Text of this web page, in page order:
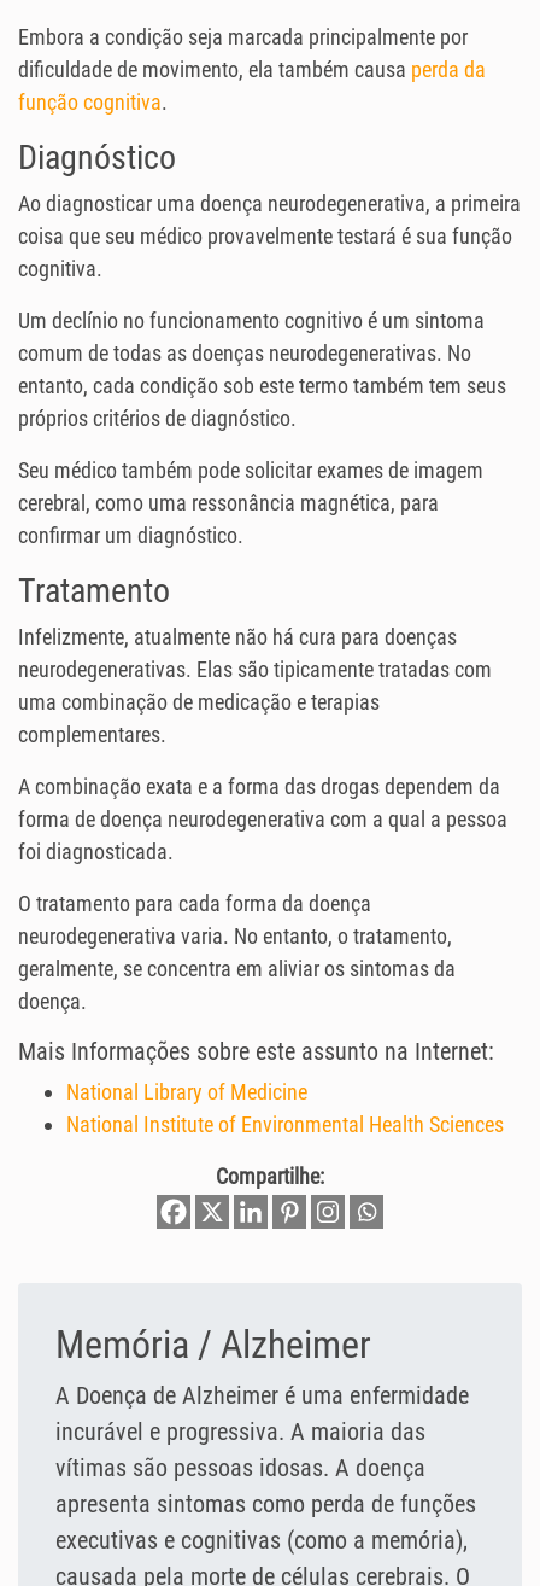
Embora a condição seja marcada principalmente por
dificuldade de movimento, ela também causa perda da
função cognitiva.
Diagnóstico
Ao diagnosticar uma doença neurodegenerativa, a primeira
coisa que seu médico provavelmente testará é sua função
cognitiva.
Um declínio no funcionamento cognitivo é um sintoma
comum de todas as doenças neurodegenerativas. No
entanto, cada condição sob este termo também tem seus
próprios critérios de diagnóstico.
Seu médico também pode solicitar exames de imagem
cerebral, como uma ressonância magnética, para
confirmar um diagnóstico.
Tratamento
Infelizmente, atualmente não há cura para doenças
neurodegenerativas. Elas são tipicamente tratadas com
uma combinação de medicação e terapias
complementares.
A combinação exata e a forma das drogas dependem da
forma de doença neurodegenerativa com a qual a pessoa
foi diagnosticada.
O tratamento para cada forma da doença
neurodegenerativa varia. No entanto, o tratamento,
geralmente, se concentra em aliviar os sintomas da
doença.
Mais Informações sobre este assunto na Internet:
National Library of Medicine
National Institute of Environmental Health Sciences
Compartilhe:
Memória / Alzheimer
A Doença de Alzheimer é uma enfermidade
incurável e progressiva. A maioria das
vítimas são pessoas idosas. A doença
apresenta sintomas como perda de funções
executivas e cognitivas (como a memória),
causada pela morte de células cerebrais. O